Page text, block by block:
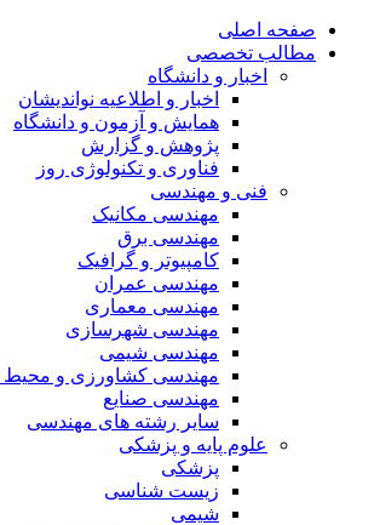
صفحه اصلی
مطالب تخصصی
اخبار و دانشگاه
اخبار و اطلاعیه نواندیشان
همایش و آزمون و دانشگاه
پژوهش و گزارش
فناوری و تکنولوژی روز
فنی و مهندسی
مهندسی مکانیک
مهندسی برق
کامپیوتر و گرافیک
مهندسی عمران
مهندسی معماری
مهندسی شهرسازی
مهندسی شیمی
مهندسی کشاورزی و محیط
مهندسی صنایع
سایر رشته های مهندسی
علوم پایه و پزشکی
پزشکی
زیست شناسی
شیمی